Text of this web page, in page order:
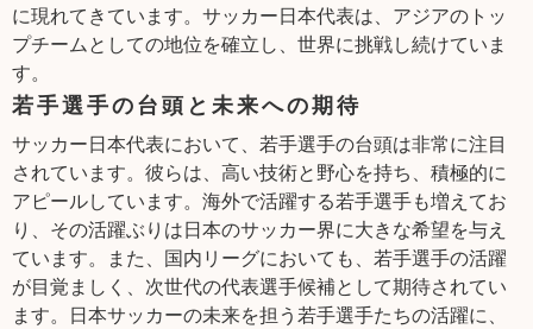
に現れてきています。サッカー日本代表は、アジアのトッ
プチームとしての地位を確立し、世界に挑戦し続けていま
す。
若手選手の台頭と未来への期待
サッカー日本代表において、若手選手の台頭は非常に注目
されています。彼らは、高い技術と野心を持ち、積極的に
アピールしています。海外で活躍する若手選手も増えてお
り、その活躍ぶりは日本のサッカー界に大きな希望を与え
ています。また、国内リーグにおいても、若手選手の活躍
が目覚ましく、次世代の代表選手候補として期待されてい
ます。日本サッカーの未来を担う若手選手たちの活躍に、